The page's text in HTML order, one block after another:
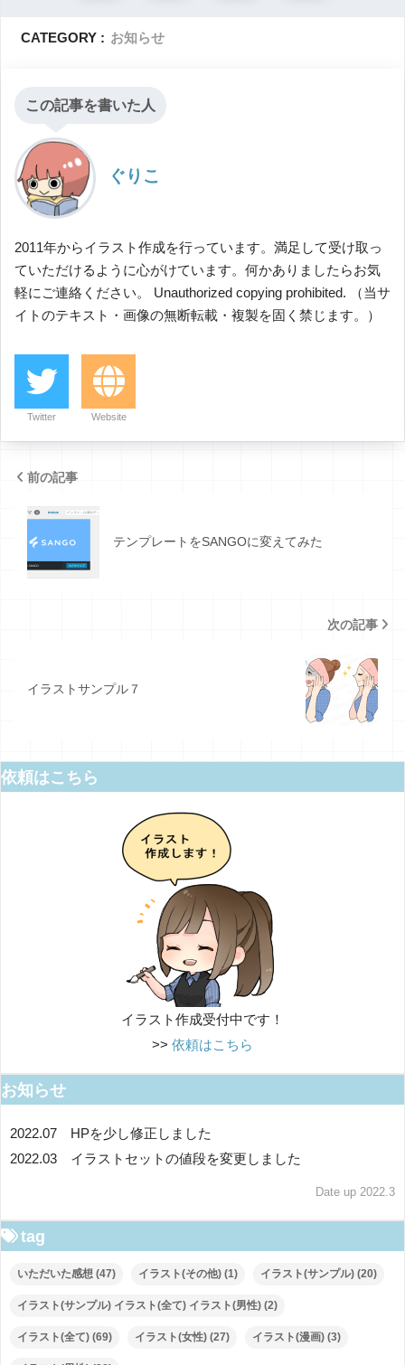
CATEGORY : お知らせ
この記事を書いた人
ぐりこ
2011年からイラスト作成を行っています。満足して受け取っ
ていただけるように心がけています。何かありましたらお気
軽にご連絡ください。 Unauthorized copying prohibited. （当サ
イトのテキスト・画像の無断転載・複製を固く禁じます。）
Twitter Website
前の記事
テンプレートをSANGOに変えてみた
次の記事
イラストサンプル７
依頼はこちら
イラスト作成受付中です！
>> 依頼はこちら
お知らせ
2022.07 HPを少し修正しました
2022.03 イラストセットの値段を変更しました
Date up 2022.3
tag
いただいた感想 (47) イラスト(その他) (1) イラスト(サンプル) (20)
イラスト(サンプル) イラスト(全て) イラスト(男性) (2)
イラスト(全て) (69) イラスト(女性) (27) イラスト(漫画) (3)